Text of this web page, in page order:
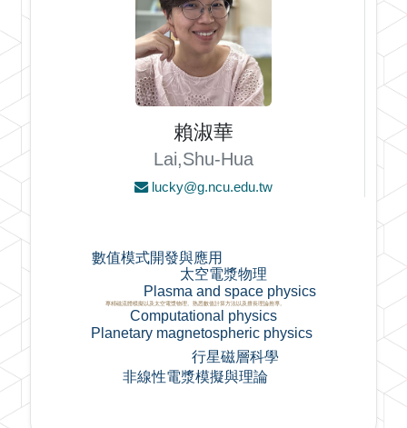
賴淑華
Lai,Shu-Hua
lucky@g.ncu.edu.tw
Computational physics
Planetary magnetospheric physics
Plasma and space physics
太空電漿物理
行星磁層科學
非線性電漿模擬與理論
數值模式開發與應用
專精磁流體模擬以及太空電漿物理。熟悉數值計算方法以及擅長理論推導。